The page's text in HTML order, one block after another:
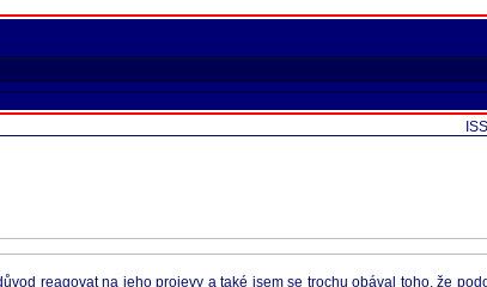
reagovat na jeho projevy a také jsem se trochu obával toho, že